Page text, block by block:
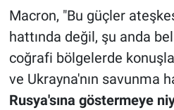
Macron, "Bu güçler
hattında değil, şu anda
coğrafi bölgelerde
ve Ukrayna'nın savunma
Rusya'sına göstermeye